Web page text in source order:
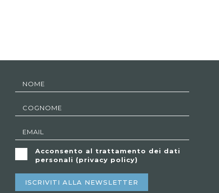
Acconsento al trattamento dei dati
personali (privacy policy)
ISCRIVITI ALLA NEWSLETTER